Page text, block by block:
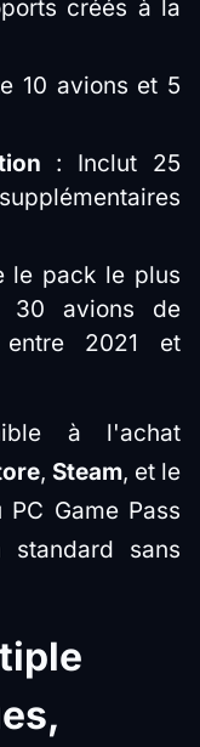
créés à la
10 avions et 5
: Inclut 25
le pack le plus
30 avions de
entre 2021 et
à l'achat
, Steam, et le
Game Pass
sans